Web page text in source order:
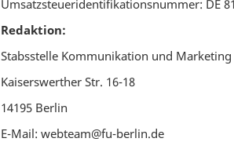
Umsatzsteueridentifikationsnummer: DE
Redaktion:
Stabsstelle Kommunikation und Marketing
Kaiserswerther Str. 16-18
14195 Berlin
E-Mail: webteam@fu-berlin.de